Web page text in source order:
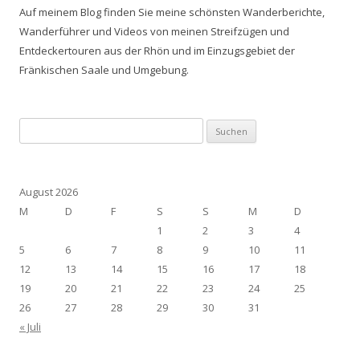
Auf meinem Blog finden Sie meine schönsten Wanderberichte,
Wanderführer und Videos von meinen Streifzügen und
Entdeckertouren aus der Rhön und im Einzugsgebiet der
Fränkischen Saale und Umgebung.
nach:
August 2026
M
D F S S M
D
1
2 3
4
5
6 7 8 9 10
11
12
13 14 15 16 17
18
19
20 21 22 23 24
25
26
27 28 29 30
31
« Juli